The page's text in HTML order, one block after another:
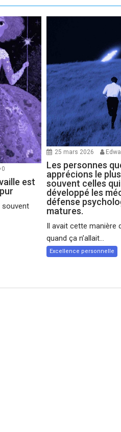
0
est
souvent
25 mars 2026
Les personnes
apprécions le
souvent celles
développé les
défense
matures.
Il avait cette manière
quand ça n’allait...
Excellence personnelle